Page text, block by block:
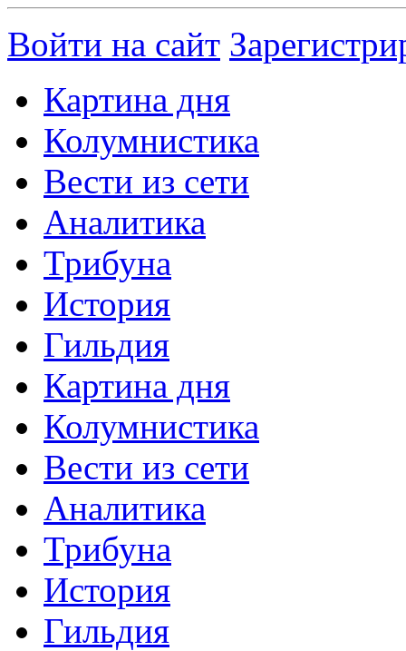
Войти на сайт
Картина дня
Колумнистика
Вести из сети
Аналитика
Трибуна
История
Гильдия
Картина дня
Колумнистика
Вести из сети
Аналитика
Трибуна
История
Гильдия